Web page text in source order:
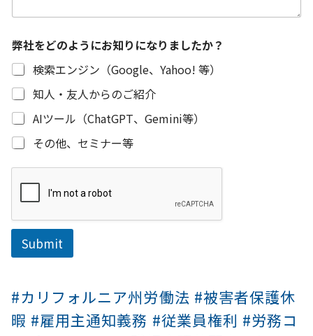
弊社をどのようにお知りになりましたか？
検索エンジン（Google、Yahoo! 等）
知人・友人からのご紹介
AIツール（ChatGPT、Gemini等）
その他、セミナー等
Submit
#カリフォルニア州労働法 #被害者保護休
暇 #雇用主通知義務 #従業員権利 #労務コ